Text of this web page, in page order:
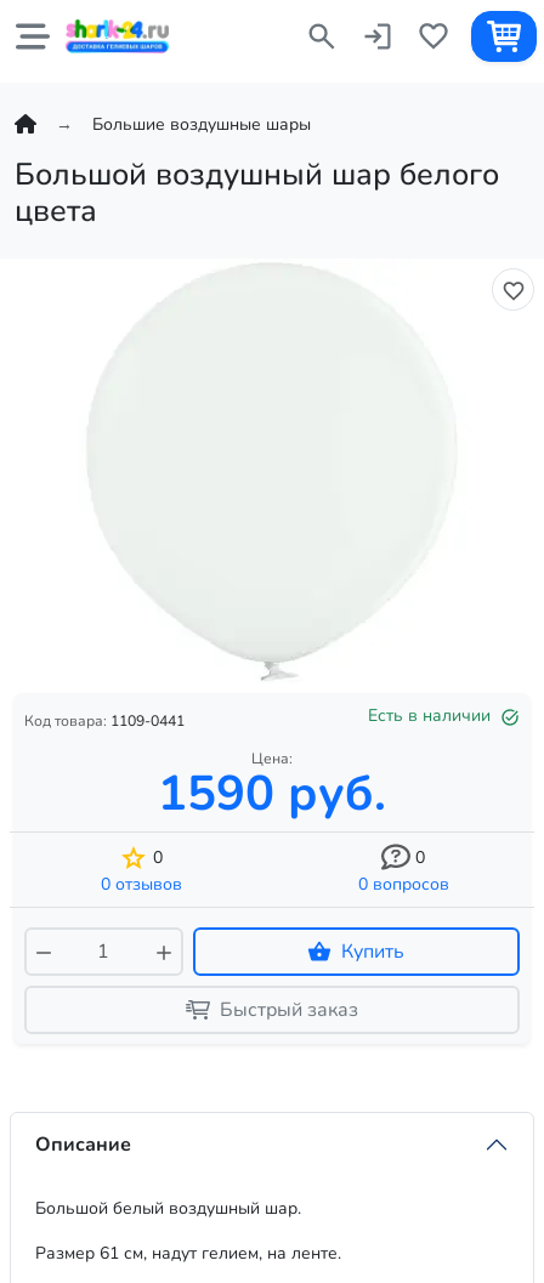
Большие воздушные шары
Большой воздушный шар белого
цвета
Код товара: 1109-0441 Есть в наличии
Цена:
1590 руб.
0
0 отзывов
0
0 вопросов
Купить
Быстрый заказ
Описание
Большой белый воздушный шар.
Размер 61 см, надут гелием, на ленте.